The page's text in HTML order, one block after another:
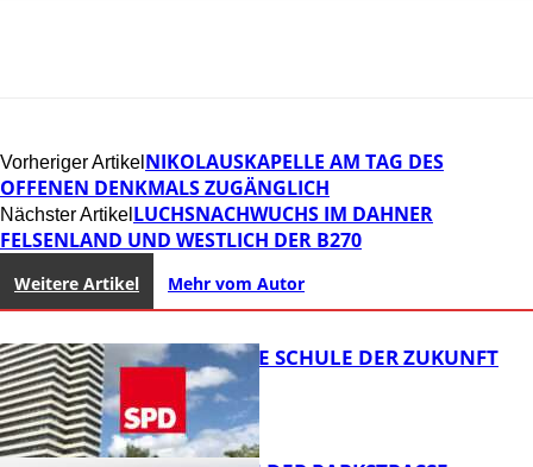
Vorheriger Artikel NIKOLAUSKAPELLE AM TAG DES
OFFENEN DENKMALS ZUGÄNGLICH
Nächster Artikel LUCHSNACHWUCHS IM DAHNER
FELSENLAND UND WESTLICH DER B270
Weitere Artikel Mehr vom Autor
WIE SIEHT DIE SCHULE DER ZUKUNFT
AUS?